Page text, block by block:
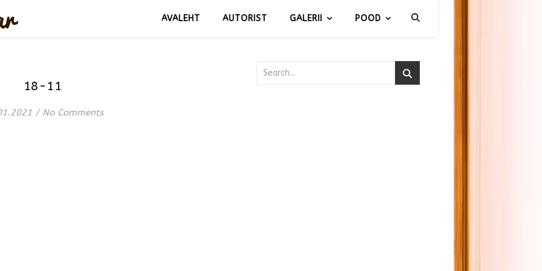
AVALEHT AUTORIST GALERII POOD
18-11
/ No Comments